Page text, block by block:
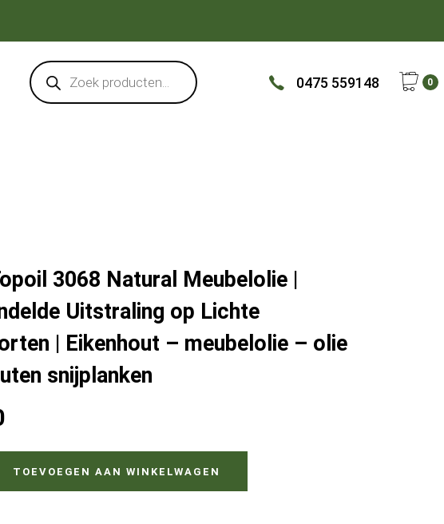
Products
search
0475 559148 0
3068 Natural Meubelolie |
Uitstraling op Lichte
| Eikenhout – meubelolie – olie
snijplanken
TOEVOEGEN AAN WINKELWAGEN